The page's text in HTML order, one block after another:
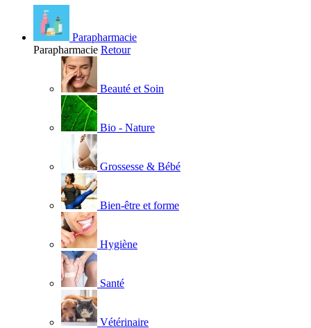
Parapharmacie
Parapharmacie Retour
Beauté et Soin
Bio - Nature
Grossesse & Bébé
Bien-être et forme
Hygiène
Santé
Vétérinaire